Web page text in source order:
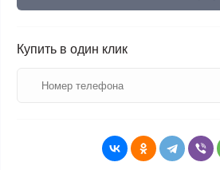
Купить в один клик